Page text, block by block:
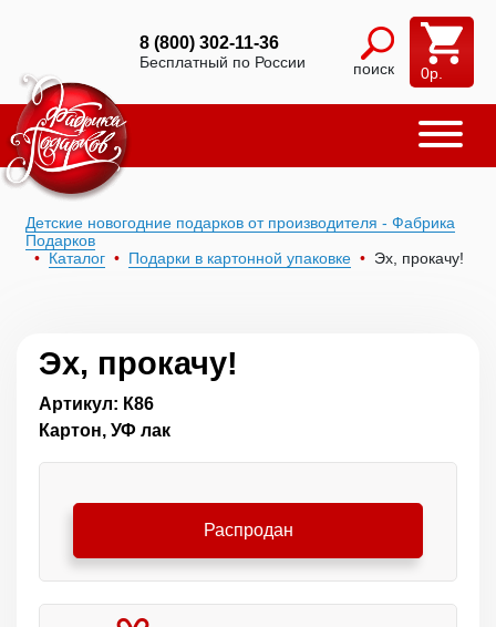
8 (800) 302-11-36
Бесплатный по России поиск 0р.
Детские новогодние подарков от производителя - Фабрика
Подарков
Каталог
Подарки в картонной упаковке Эх, прокачу!
Эх, прокачу!
Артикул: К86
Картон, УФ лак
Распродан